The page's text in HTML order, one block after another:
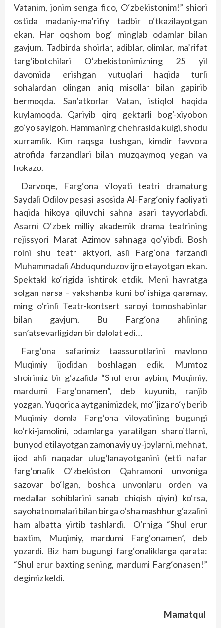
Vatanim, jonim senga fido, O‘zbekistonim!” shiori
ostida madaniy-ma’rifiy tadbir o‘tkazilayotgan
ekan. Har oqshom bog‘ minglab odamlar bilan
gavjum. Tadbirda shoirlar, adiblar, olimlar, ma’rifat
targ‘ibotchilari O‘zbekistonimizning 25 yil
davomida erishgan yutuqlari haqida turli
sohalardan olingan aniq misollar bilan gapirib
bermoqda. San’atkorlar Vatan, istiqlol haqida
kuylamoqda. Qariyib qirq gektarli bog‘-xiyobon
go‘yo saylgoh. Hammaning chehrasida kulgi, shodu
xurramlik. Kim raqsga tushgan, kimdir favvora
atrofida farzandlari bilan muzqaymoq yegan va
hokazo.
Darvoqe, Farg‘ona viloyati teatri dramaturg
Saydali Odilov pesasi asosida Al-Farg‘oniy faoliyati
haqida hikoya qiluvchi sahna asari tayyorlabdi.
Asarni O‘zbek milliy akademik drama teatrining
rejissyori Marat Azimov sahnaga qo‘yibdi. Bosh
rolni shu teatr aktyori, asli Farg‘ona farzandi
Muhammadali Abduqunduzov ijro etayotgan ekan.
Spektakl ko‘rigida ishtirok etdik. Meni hayratga
solgan narsa – yakshanba kuni bo‘lishiga qaramay,
ming o‘rinli Teatr-kontsert saroyi tomoshabinlar
bilan gavjum. Bu Farg‘ona ahlining
san’atsevarligidan bir dalolat edi…
Farg‘ona safarimiz taassurotlarini mavlono
Muqimiy ijodidan boshlagan edik. Mumtoz
shoirimiz bir g‘azalida “Shul erur aybim, Muqimiy,
mardumi Farg‘onamen”, deb kuyunib, ranjib
yozgan. Yuqorida aytganimizdek, mo‘’jiza ro‘y berib
Muqimiy domla Farg‘ona viloyatining bugungi
ko‘rki-jamolini, odamlarga yaratilgan sharoitlarni,
bunyod etilayotgan zamonaviy uy-joylarni, mehnat,
ijod ahli naqadar ulug‘lanayotganini (etti nafar
farg‘onalik O‘zbekiston Qahramoni unvoniga
sazovar bo‘lgan, boshqa unvonlaru orden va
medallar sohiblarini sanab chiqish qiyin) ko‘rsa,
sayohatnomalari bilan birga o‘sha mashhur g‘azalini
ham albatta yirtib tashlardi. O‘rniga “Shul erur
baxtim, Muqimiy, mardumi Farg‘onamen”, deb
yozardi. Biz ham bugungi farg‘onaliklarga qarata:
“Shul erur baxting sening, mardumi Farg‘onasen!”
degimiz keldi.
Mamatqul